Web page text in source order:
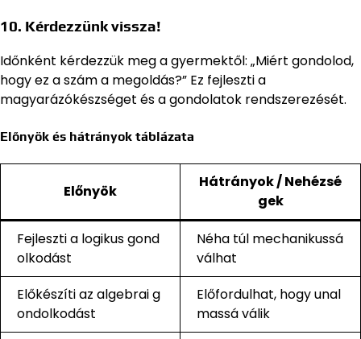
10. Kérdezzünk vissza!
Időnként kérdezzük meg a gyermektől: „Miért gondolod,
hogy ez a szám a megoldás?” Ez fejleszti a
magyarázókészséget és a gondolatok rendszerezését.
Előnyök és hátrányok táblázata
Előnyök
Hátrányok / Nehézsé
gek
Fejleszti a logikus gond
olkodást
Néha túl mechanikussá
válhat
Előkészíti az algebrai g
ondolkodást
Előfordulhat, hogy unal
massá válik